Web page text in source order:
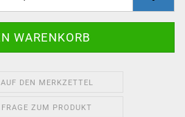
AUF DEN MERKZETTEL
FRAGE ZUM PRODUKT